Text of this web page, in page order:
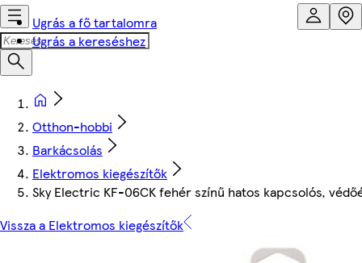
Ugrás a fő tartalomra
Ugrás a kereséshez
Otthon-hobbi
Barkácsolás
Elektromos kiegészítők
Sky Electric KF-06CK fehér színű hatos kapcsolós,
Vissza a Elektromos kiegészítők